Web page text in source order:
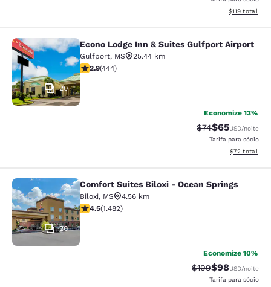
Exibir
$119 total
Econo Lodge Inn & Suites Gulfport
20
Econo Lodge Inn & Suites Gulfport Airport
Gulfport, MS
25.44 km
classificação 2.9 estrelas. Razoável. 444 avaliações
2.9(444)
Economize 13%
Tarifa anterior
$74Tarifa com
$65USD/noite
Tarifa para sócio
Exibir
$72 total
Comfort Suites Biloxi - Ocean
20
Comfort Suites Biloxi - Ocean Springs
Biloxi, MS
4.56 km
classificação 4.45 estrelas. Excelente. 1482 avaliações
4.5(1.482)
Economize 10%
Tarifa anterior
$109Tarifa com
$98USD/noite
Tarifa para sócio